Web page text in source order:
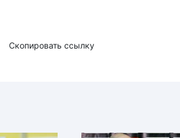
Скопировать ссылку